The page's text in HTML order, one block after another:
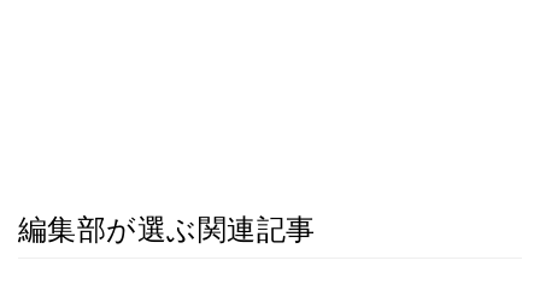
編集部が選ぶ関連記事